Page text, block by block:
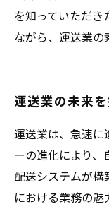
を知っていただき
ながら、運送業の
運送業の未来
運送業は、急速に
ーの進化により
配送システムが構
における業務の